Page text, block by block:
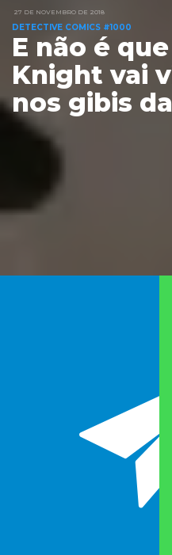
27 DE NOVEMBRO DE 2018
DETECTIVE COMICS #1000
E não é
Knight vai
nos gibis